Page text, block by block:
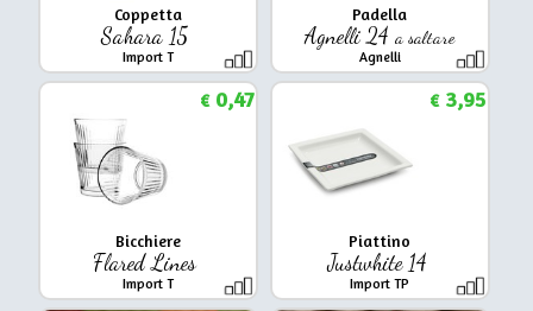
Coppetta
Sahara 15
Import T
Padella
Agnelli 24a saltare
Agnelli
Bicchiere
Flared Lines
Import T
€0,47
Piattino
Justwhite 14
Import TP
€3,95